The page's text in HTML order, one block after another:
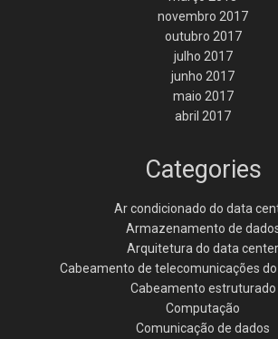
novembro 2017
outubro 2017
julho 2017
junho 2017
maio 2017
abril 2017
Categories
Ar condicionado do data
Armazenamento de
Arquitetura do data center
Cabeamento de telecomunicações
Cabeamento estruturado
Computação
Comunicação de dados